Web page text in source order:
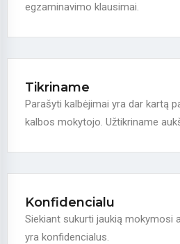
egzaminavimo klausimai.
Tikriname
Parašyti kalbėjimai yra dar kartą
kalbos mokytojo. Užtikriname
Konfidencialu
Siekiant sukurti jaukią mokymosi
yra konfidencialus.